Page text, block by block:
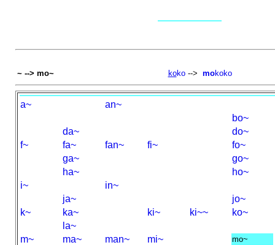
~ --> mo~ koko--> mokoko
a~
an~
bo~
da~
do~
f~
fa~ fan~ fi~
fo~
ga~
go~
ha~
ho~
i~
in~
ja~
jo~
k~
ka~ ki~ ki~~
ko~
la~
m~
ma~ man~ mi~ mo~